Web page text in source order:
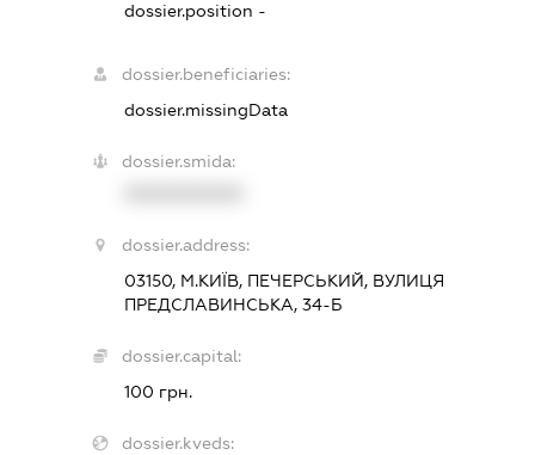
dossier.position -
dossier.beneficiaries:
dossier.missingData
dossier.smida:
dossier.address:
03150, М.КИЇВ, ПЕЧЕРСЬКИЙ, ВУЛИЦЯ
ПРЕДСЛАВИНСЬКА, 34-Б
dossier.capital:
100 грн.
dossier.kveds: